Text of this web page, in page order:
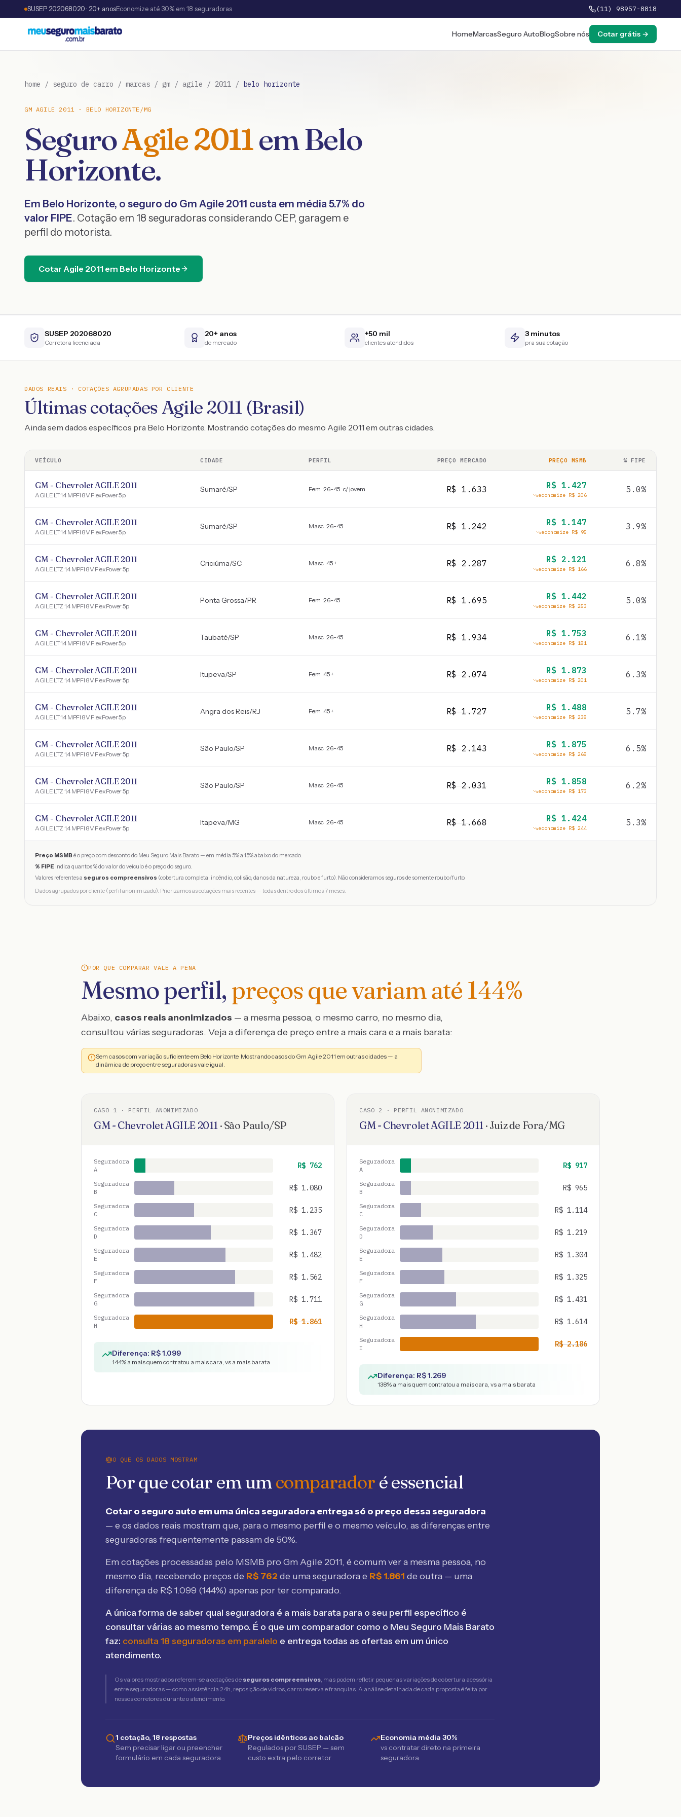
SUSEP 202068020 · 20+ anosEconomize até 30% em 18 seguradoras (11) 98957-8818
HomeMarcasSeguro AutoBlogSobre nós Cotar grátis →
home / seguro de carro / marcas / gm / agile / 2011 / belo horizonte
GM AGILE 2011· BELO HORIZONTE /MG
SeguroAgile2011emBelo
Horizonte.
Em Belo Horizonte, o seguro do Gm Agile 2011 custa em média5.7% do
valor FIPE. Cotação em 18 seguradoras considerando CEP, garagem e
perfil do motorista.
Cotar Agile 2011 em Belo Horizonte
SUSEP 202068020
Corretora licenciada
20+ anos
de mercado
+50 mil
clientes atendidos
3 minutos
pra sua cotação
DADOS REAIS · COTAÇÕES AGRUPADAS POR CLIENTE
Últimas cotações Agile 2011 (Brasil)
Ainda sem dados específicos pra Belo Horizonte. Mostrando cotações do mesmo Agile 2011 em outras cidades.
VEÍCULO CIDADE PERFIL PREÇO MERCADO PREÇO MSMB % FIPE
GM - Chevrolet AGILE 2011
AGILE LT 1.4 MPFI 8V FlexPower 5p
Sumaré/SP Fem · 26-45 · c/ jovem R$1.633 R$ 1.427
economize R$ 206
5.0%
GM - Chevrolet AGILE 2011
AGILE LT 1.4 MPFI 8V FlexPower 5p
Sumaré/SP Masc · 26-45 R$1.242 R$ 1.147
economize R$ 95
3.9%
GM - Chevrolet AGILE 2011
AGILE LTZ 1.4 MPFI 8V FlexPower 5p
Criciúma/SC Masc · 45+ R$2.287 R$ 2.121
economize R$ 166
6.8%
GM - Chevrolet AGILE 2011
AGILE LTZ 1.4 MPFI 8V FlexPower 5p
Ponta Grossa/PR Fem · 26-45 R$1.695 R$ 1.442
economize R$ 253
5.0%
GM - Chevrolet AGILE 2011
AGILE LT 1.4 MPFI 8V FlexPower 5p
Taubaté/SP Masc · 26-45 R$1.934 R$ 1.753
economize R$ 181
6.1%
GM - Chevrolet AGILE 2011
AGILE LTZ 1.4 MPFI 8V FlexPower 5p
Itupeva/SP Fem · 45+ R$2.074 R$ 1.873
economize R$ 201
6.3%
GM - Chevrolet AGILE 2011
AGILE LT 1.4 MPFI 8V FlexPower 5p
Angra dos Reis/RJ Fem · 45+ R$1.727 R$ 1.488
economize R$ 238
5.7%
GM - Chevrolet AGILE 2011
AGILE LTZ 1.4 MPFI 8V FlexPower 5p
São Paulo/SP Masc · 26-45 R$2.143 R$ 1.875
economize R$ 268
6.5%
GM - Chevrolet AGILE 2011
AGILE LTZ 1.4 MPFI 8V FlexPower 5p
São Paulo/SP Masc · 26-45 R$2.031 R$ 1.858
economize R$ 173
6.2%
GM - Chevrolet AGILE 2011
AGILE LTZ 1.4 MPFI 8V FlexPower 5p
Itapeva/MG Masc · 26-45 R$1.668 R$ 1.424
economize R$ 244
5.3%
Preço MSMB é o preço com desconto do Meu Seguro Mais Barato — em média 5% a 15% abaixo do mercado.
% FIPE indica quantos % do valor do veículo é o preço do seguro.
Valores referentes a seguros compreensivos (cobertura completa: incêndio, colisão, danos da natureza, roubo e furto). Não consideramos seguros de somente roubo/furto.
Dados agrupados por cliente (perfil anonimizado). Priorizamos as cotações mais recentes — todas dentro dos últimos 7 meses.
POR QUE COMPARAR VALE A PENA
Mesmo perfil, preços que variam até 144%
Abaixo, casos reais anonimizados — a mesma pessoa, o mesmo carro, no mesmo dia,
consultou várias seguradoras. Veja a diferença de preço entre a mais cara e a mais barata:
Sem casos com variação suficiente em Belo Horizonte. Mostrando casos do Gm Agile 2011 em outras cidades — a
dinâmica de preço entre seguradoras vale igual.
CASO 1 · PERFIL ANONIMIZADO
GM - ChevroletAGILE 2011 · São Paulo/SP
Seguradora
A
R$ 762
Seguradora
B
R$ 1.080
Seguradora
C
R$ 1.235
Seguradora
D
R$ 1.367
Seguradora
E
R$ 1.482
Seguradora
F
R$ 1.562
Seguradora
G
R$ 1.711
Seguradora
H
R$1.861
Diferença: R$1.099
144% a mais quem contratou a mais cara, vs a mais barata
CASO 2 · PERFIL ANONIMIZADO
GM - ChevroletAGILE 2011 · Juiz de Fora/MG
Seguradora
A
R$ 917
Seguradora
B
R$ 965
Seguradora
C
R$ 1.114
Seguradora
D
R$ 1.219
Seguradora
E
R$ 1.304
Seguradora
F
R$ 1.325
Seguradora
G
R$ 1.431
Seguradora
H
R$ 1.614
Seguradora
I
R$2.186
Diferença: R$1.269
138% a mais quem contratou a mais cara, vs a mais barata
O QUE OS DADOS MOSTRAM
Por que cotar em umcomparador é essencial
Cotar o seguro auto em uma única seguradora entrega só o preço dessa seguradora
— e os dados reais mostram que, para o mesmo perfil e o mesmo veículo, as diferenças entre
seguradoras frequentemente passam de 50%.
Em cotações processadas pelo MSMB pro Gm Agile 2011, é comum ver a mesma pessoa, no
mesmo dia, recebendo preços de R$ 762 de uma seguradora e R$ 1.861 de outra — uma
diferença de R$ 1.099 (144%) apenas por ter comparado.
A única forma de saber qual seguradora é a mais barata para o seu perfil específico é
consultar várias ao mesmo tempo. É o que um comparador como o Meu Seguro Mais Barato
faz: consulta 18 seguradoras em paralelo e entrega todas as ofertas em um único
atendimento.
Os valores mostrados referem-se a cotações de seguros compreensivos, mas podem refletir pequenas variações de cobertura acessória
entre seguradoras — como assistência 24h, reposição de vidros, carro reserva e franquias. A análise detalhada de cada proposta é feita por
nossos corretores durante o atendimento.
1 cotação, 18 respostas
Sem precisar ligar ou preencher
formulário em cada seguradora
Preços idênticos ao balcão
Regulados por SUSEP — sem
custo extra pelo corretor
Economia média 30%
vs contratar direto na primeira
seguradora